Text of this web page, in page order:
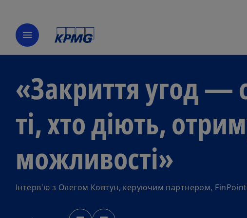
menu
«Закриття угод —
ті, хто діють,
можливості»
Інтерв'ю з Олегом Ковтун, керуючим партнером, FinPoint
o